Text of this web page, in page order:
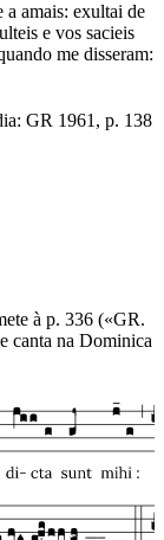
a amais: exultai de
e vos sacieis
me disseram:
GR 1961, p. 138
à p. 336 («GR.
canta na Dominica